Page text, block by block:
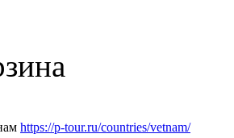
https://p-tour.ru/countries/vetnam/